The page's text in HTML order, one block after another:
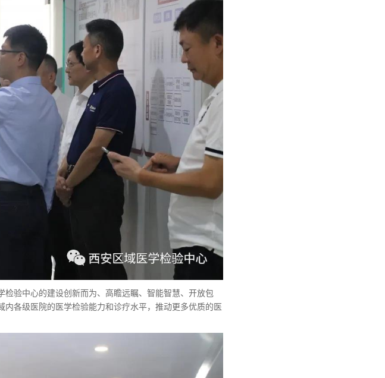
验中心的建设创新而为、高瞻远瞩、智能智慧、开放包
各级医院的医学检验能力和诊疗水平，推动更多优质的医